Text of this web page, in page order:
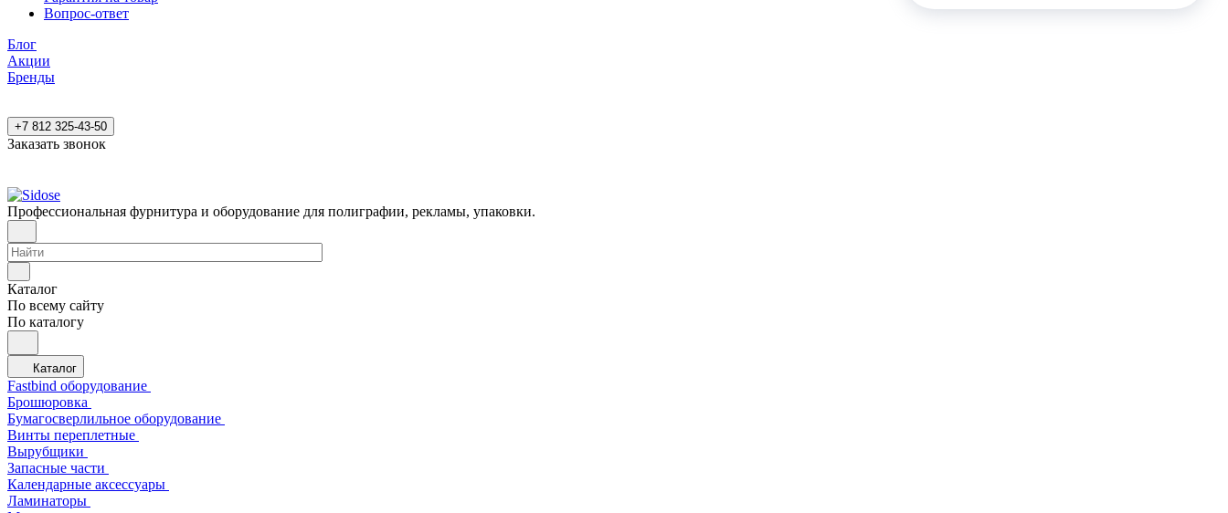
Вопрос-ответ
Блог
Акции
Бренды
+7 812 325-43-50
Заказать звонок
Профессиональная фурнитура и оборудование для полиграфии, рекламы, упаковки.
Каталог
По всему сайту
По каталогу
Каталог
Fastbind оборудование
Брошюровка
Бумагосверлильное оборудование
Винты переплетные
Вырубщики
Запасные части
Календарные аксессуары
Ламинаторы